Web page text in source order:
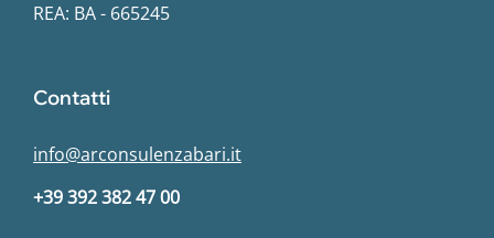
REA: BA - 665245
Contatti
+39 392 382 47 00
info@arconsulenzabari.it